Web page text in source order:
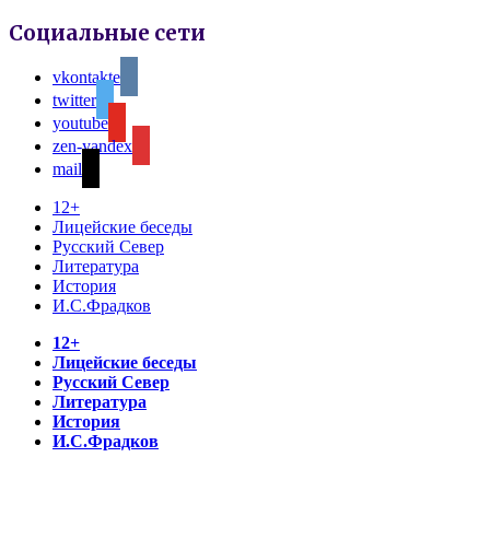
Социальные сети
vkontakte
twitter
youtube
zen-yandex
mail
12+
Лицейские беседы
Русский Север
Литература
История
И.С.Фрадков
12+
Лицейские беседы
Русский Север
Литература
История
И.С.Фрадков